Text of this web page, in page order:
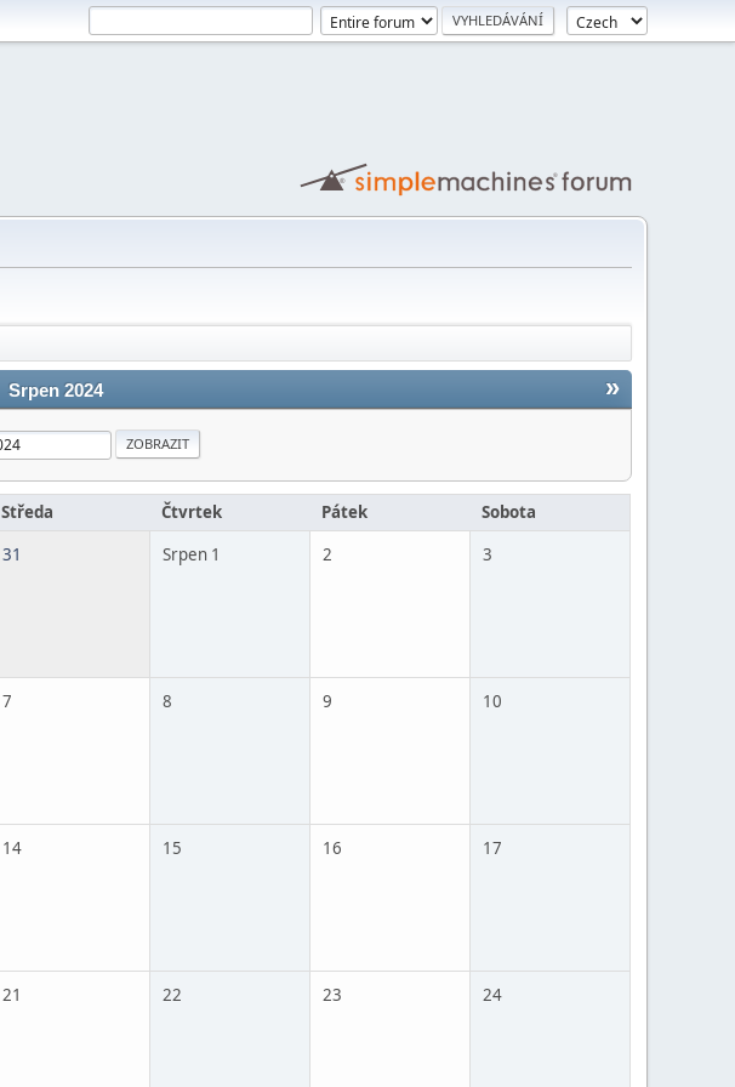
»
Srpen 2024
Středa Čtvrtek Pátek Sobota
31 Srpen 1 2 3
7 8 9 10
14 15 16 17
21 22 23 24